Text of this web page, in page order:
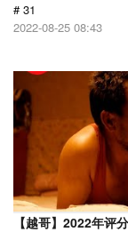
# 31
2022-08-25 08:43
【越哥】2022年评